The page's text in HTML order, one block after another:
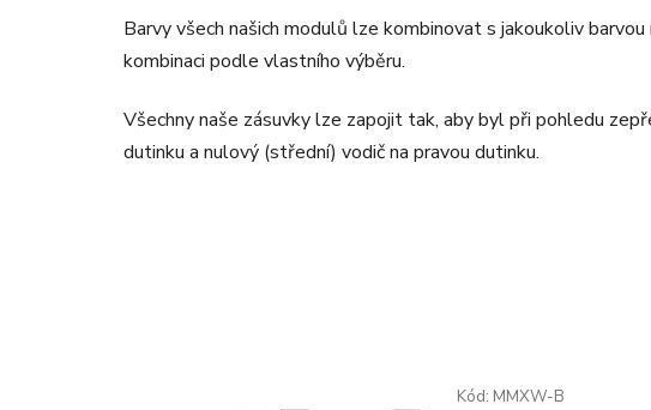
Barvy všech našich modulů lze kombinovat s jakoukoliv
kombinaci podle vlastního výběru.
Všechny naše zásuvky lze zapojit tak, aby byl při pohledu
dutinku a nulový (střední) vodič na pravou dutinku.
Kód: MMXW-B